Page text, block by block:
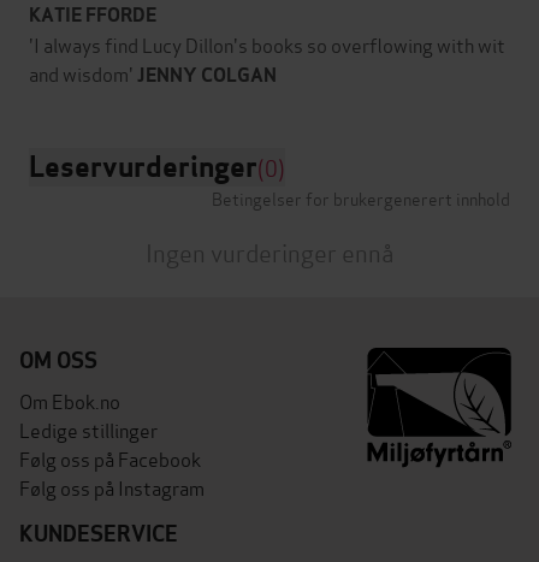
KATIE FFORDE
'I always find Lucy Dillon's books so overflowing with wit
and wisdom' JENNY COLGAN
Leservurderinger(0)
Betingelser for brukergenerert innhold
Ingen vurderinger ennå
OM OSS
Om Ebok.no
Ledige stillinger
Følg oss på Facebook
Følg oss på Instagram
KUNDESERVICE